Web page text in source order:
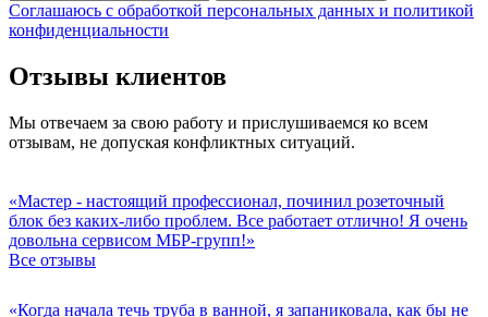
Соглашаюсь с обработкой персональных данных и политикой
конфиденциальности
Отзывы клиентов
Мы отвечаем за свою работу и прислушиваемся ко всем
отзывам, не допуская конфликтных ситуаций.
«Мастер - настоящий профессионал, починил розеточный
блок без каких-либо проблем. Все работает отлично! Я очень
довольна сервисом МБР-групп!»
Все отзывы
«Когда начала течь труба в ванной, я запаниковала, как бы не